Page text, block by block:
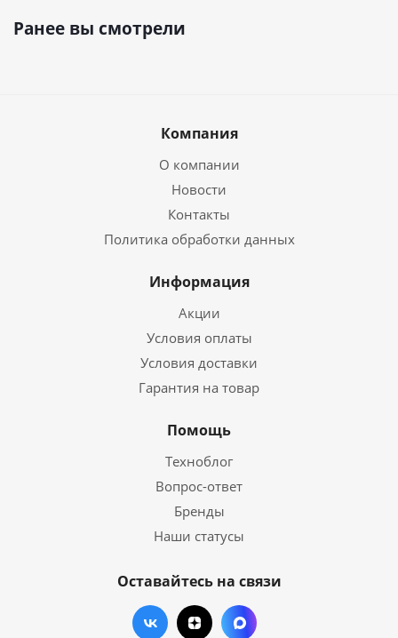
Ранее вы смотрели
Компания
О компании
Новости
Контакты
Политика обработки данных
Информация
Акции
Условия оплаты
Условия доставки
Гарантия на товар
Помощь
Техноблог
Вопрос-ответ
Бренды
Наши статусы
Оставайтесь на связи